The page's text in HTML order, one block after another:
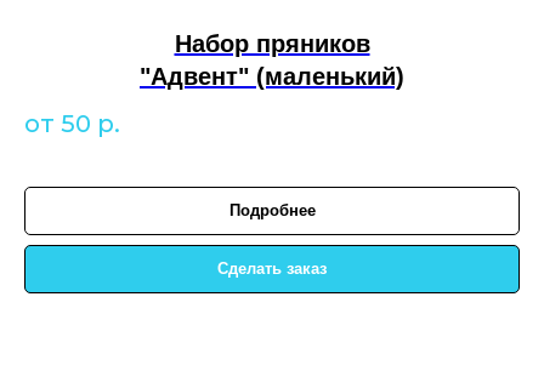
Набор пряников
"Адвент" (маленький)
от 50 р.
Подробнее
Сделать заказ